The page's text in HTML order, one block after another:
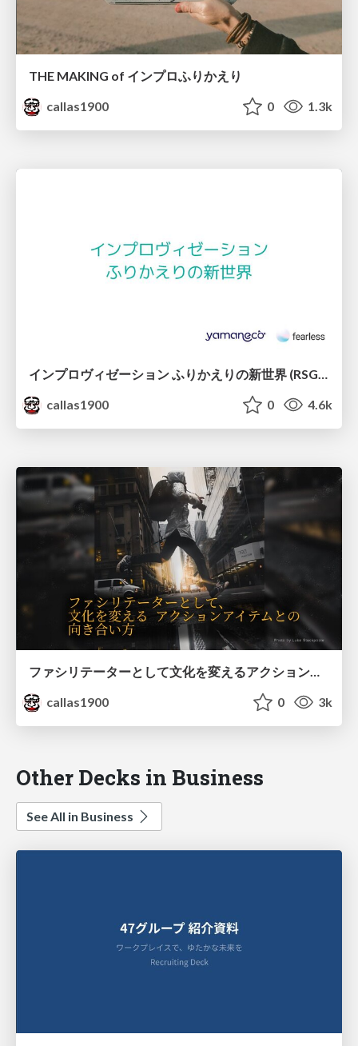
THE MAKING of インプロふりかえり
callas1900
0 1.3k
callas1900
0 4.6k
ファシリテーターとして文化を変えるアクションアイテムとの向き合い方
callas1900
0 3k
Other Decks in Business
See All in Business